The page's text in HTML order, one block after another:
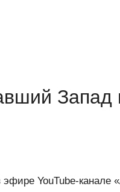
Запад
YouTube-канале